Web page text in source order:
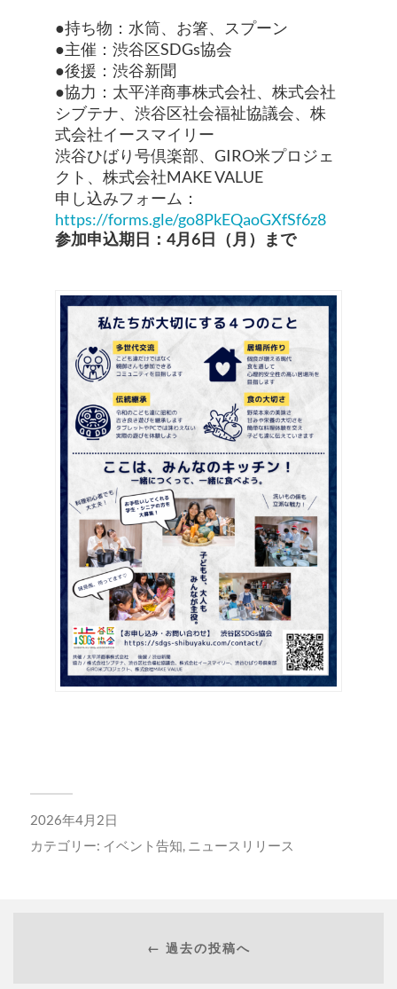
●持ち物：水筒、お箸、スプーン
●主催：渋谷区SDGs協会
●後援：渋谷新聞
●協力：太平洋商事株式会社、株式会社
シブテナ、渋谷区社会福祉協議会、株
式会社イースマイリー
渋谷ひばり号倶楽部、GIRO米プロジェ
クト、株式会社MAKE VALUE
申し込みフォーム：
https://forms.gle/go8PkEQaoGXfSf6z8
参加申込期日：4月6日（月）まで
2026年4月2日
カテゴリー: イベント告知, ニュースリリース
← 過去の投稿へ